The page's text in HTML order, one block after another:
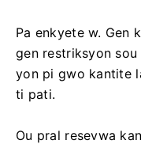
Pa enkyete w. Gen
gen restriksyon
yon pi gwo kantite
ti pati.
Ou pral resevwa